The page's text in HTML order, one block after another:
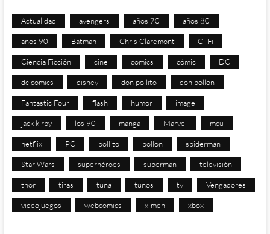
Actualidad avengers años 70 años 80
años 90 Batman Chris Claremont Ci-Fi
Ciencia Ficción cine comics cómic DC
dc comics disney don pollito don pollon
Fantastic Four flash humor image
jack kirby los 90 manga Marvel mcu
netflix PC pollito pollon spiderman
Star Wars superhéroes superman televisión
thor tiras tuna tunos tv Vengadores
videojuegos webcomics x-men xbox